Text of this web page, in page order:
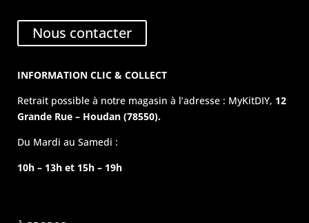
Nous contacter
INFORMATION CLIC & COLLECT
Retrait possible à notre magasin à l’adresse : MyKitDIY, 12
Grande Rue – Houdan (78550).
Du Mardi au Samedi :
10h – 13h et 15h – 19h